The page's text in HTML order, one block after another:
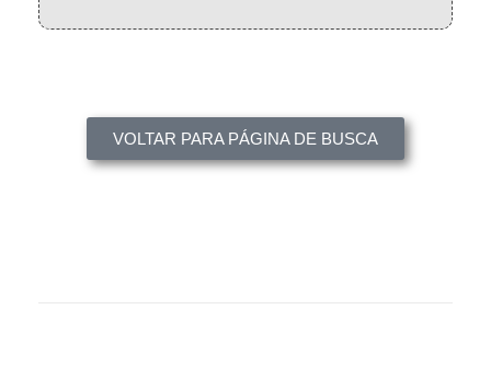
VOLTAR PARA PÁGINA DE BUSCA